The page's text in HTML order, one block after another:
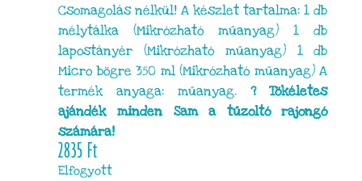
Csomagolás nélkül! A készlet tartalma: 1 db
mélytálka (Mikrózható műanyag) 1 db
lapostányér (Mikrózható műanyag) 1 db
Micro bögre 350 ml (Mikrózható műanyag) A
termék anyaga: műanyag. ? Tökéletes
ajándék minden Sam a tűzoltó rajongó
számára!
2835Ft
Elfogyott